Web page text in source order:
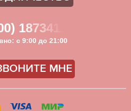
1873411
с 9:00 до 21:00
МНЕ